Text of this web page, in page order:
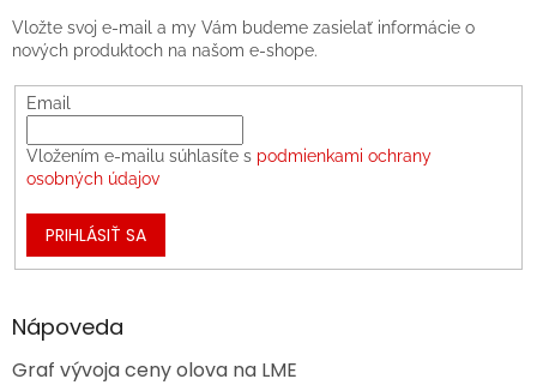
Vložte svoj e-mail a my Vám budeme zasielať informácie o
nových produktoch na našom e-shope.
Email
Vložením e-mailu súhlasíte s podmienkami ochrany
osobných údajov
PRIHLÁSIŤ SA
Nápoveda
Graf vývoja ceny olova na LME